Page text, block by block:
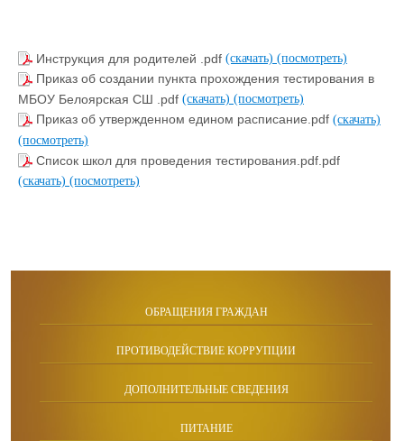
Инструкция для родителей .pdf (скачать) (посмотреть)
Приказ об создании пункта прохождения тестирования в
МБОУ Белоярская СШ .pdf (скачать) (посмотреть)
Приказ об утвержденном едином расписание.pdf (скачать)
(посмотреть)
Список школ для проведения тестирования.pdf.pdf
(скачать) (посмотреть)
ОБРАЩЕНИЯ ГРАЖДАН
ПРОТИВОДЕЙСТВИЕ КОРРУПЦИИ
ДОПОЛНИТЕЛЬНЫЕ СВЕДЕНИЯ
ПИТАНИЕ